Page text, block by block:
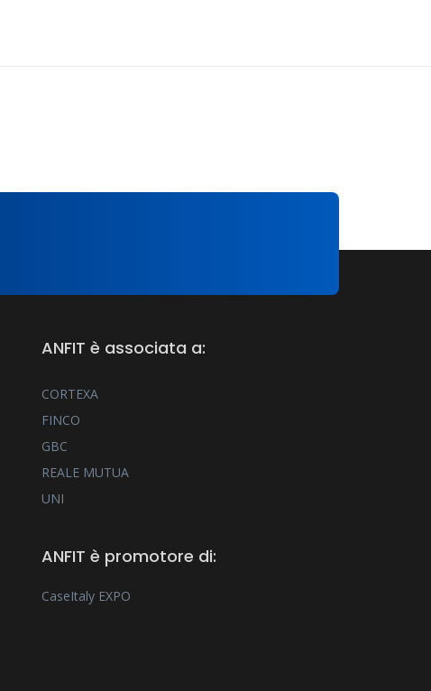
ANFIT è associata a:
CORTEXA
FINCO
GBC
REALE MUTUA
UNI
ANFIT è promotore di:
CaseItaly EXPO